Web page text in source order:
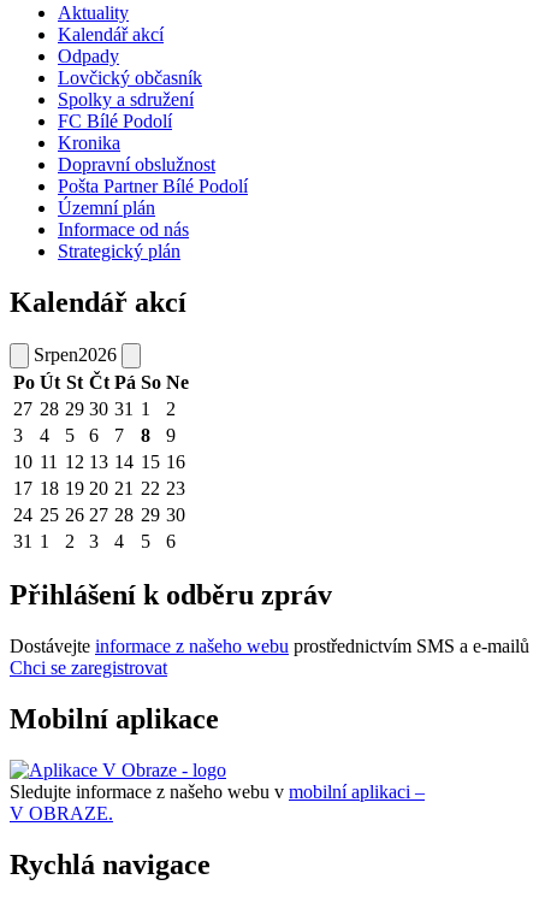
Aktuality
Kalendář akcí
Odpady
Lovčický občasník
Spolky a sdružení
FC Bílé Podolí
Kronika
Dopravní obslužnost
Pošta Partner Bílé Podolí
Územní plán
Informace od nás
Strategický plán
Kalendář akcí
Srpen2026
Po Út St Čt Pá So Ne
27 28 29 30 31 1
2
3
4 5 6 7 8
9
10 11 12 13 14 15 16
17 18 19 20 21 22 23
24 25 26 27 28 29 30
31 1 2 3 4 5 6
Přihlášení k odběru zpráv
Dostávejte informace z našeho webu prostřednictvím SMS a e-mailů
Chci se zaregistrovat
Mobilní aplikace
Sledujte informace z našeho webu v mobilní aplikaci –
V OBRAZE.
Rychlá navigace